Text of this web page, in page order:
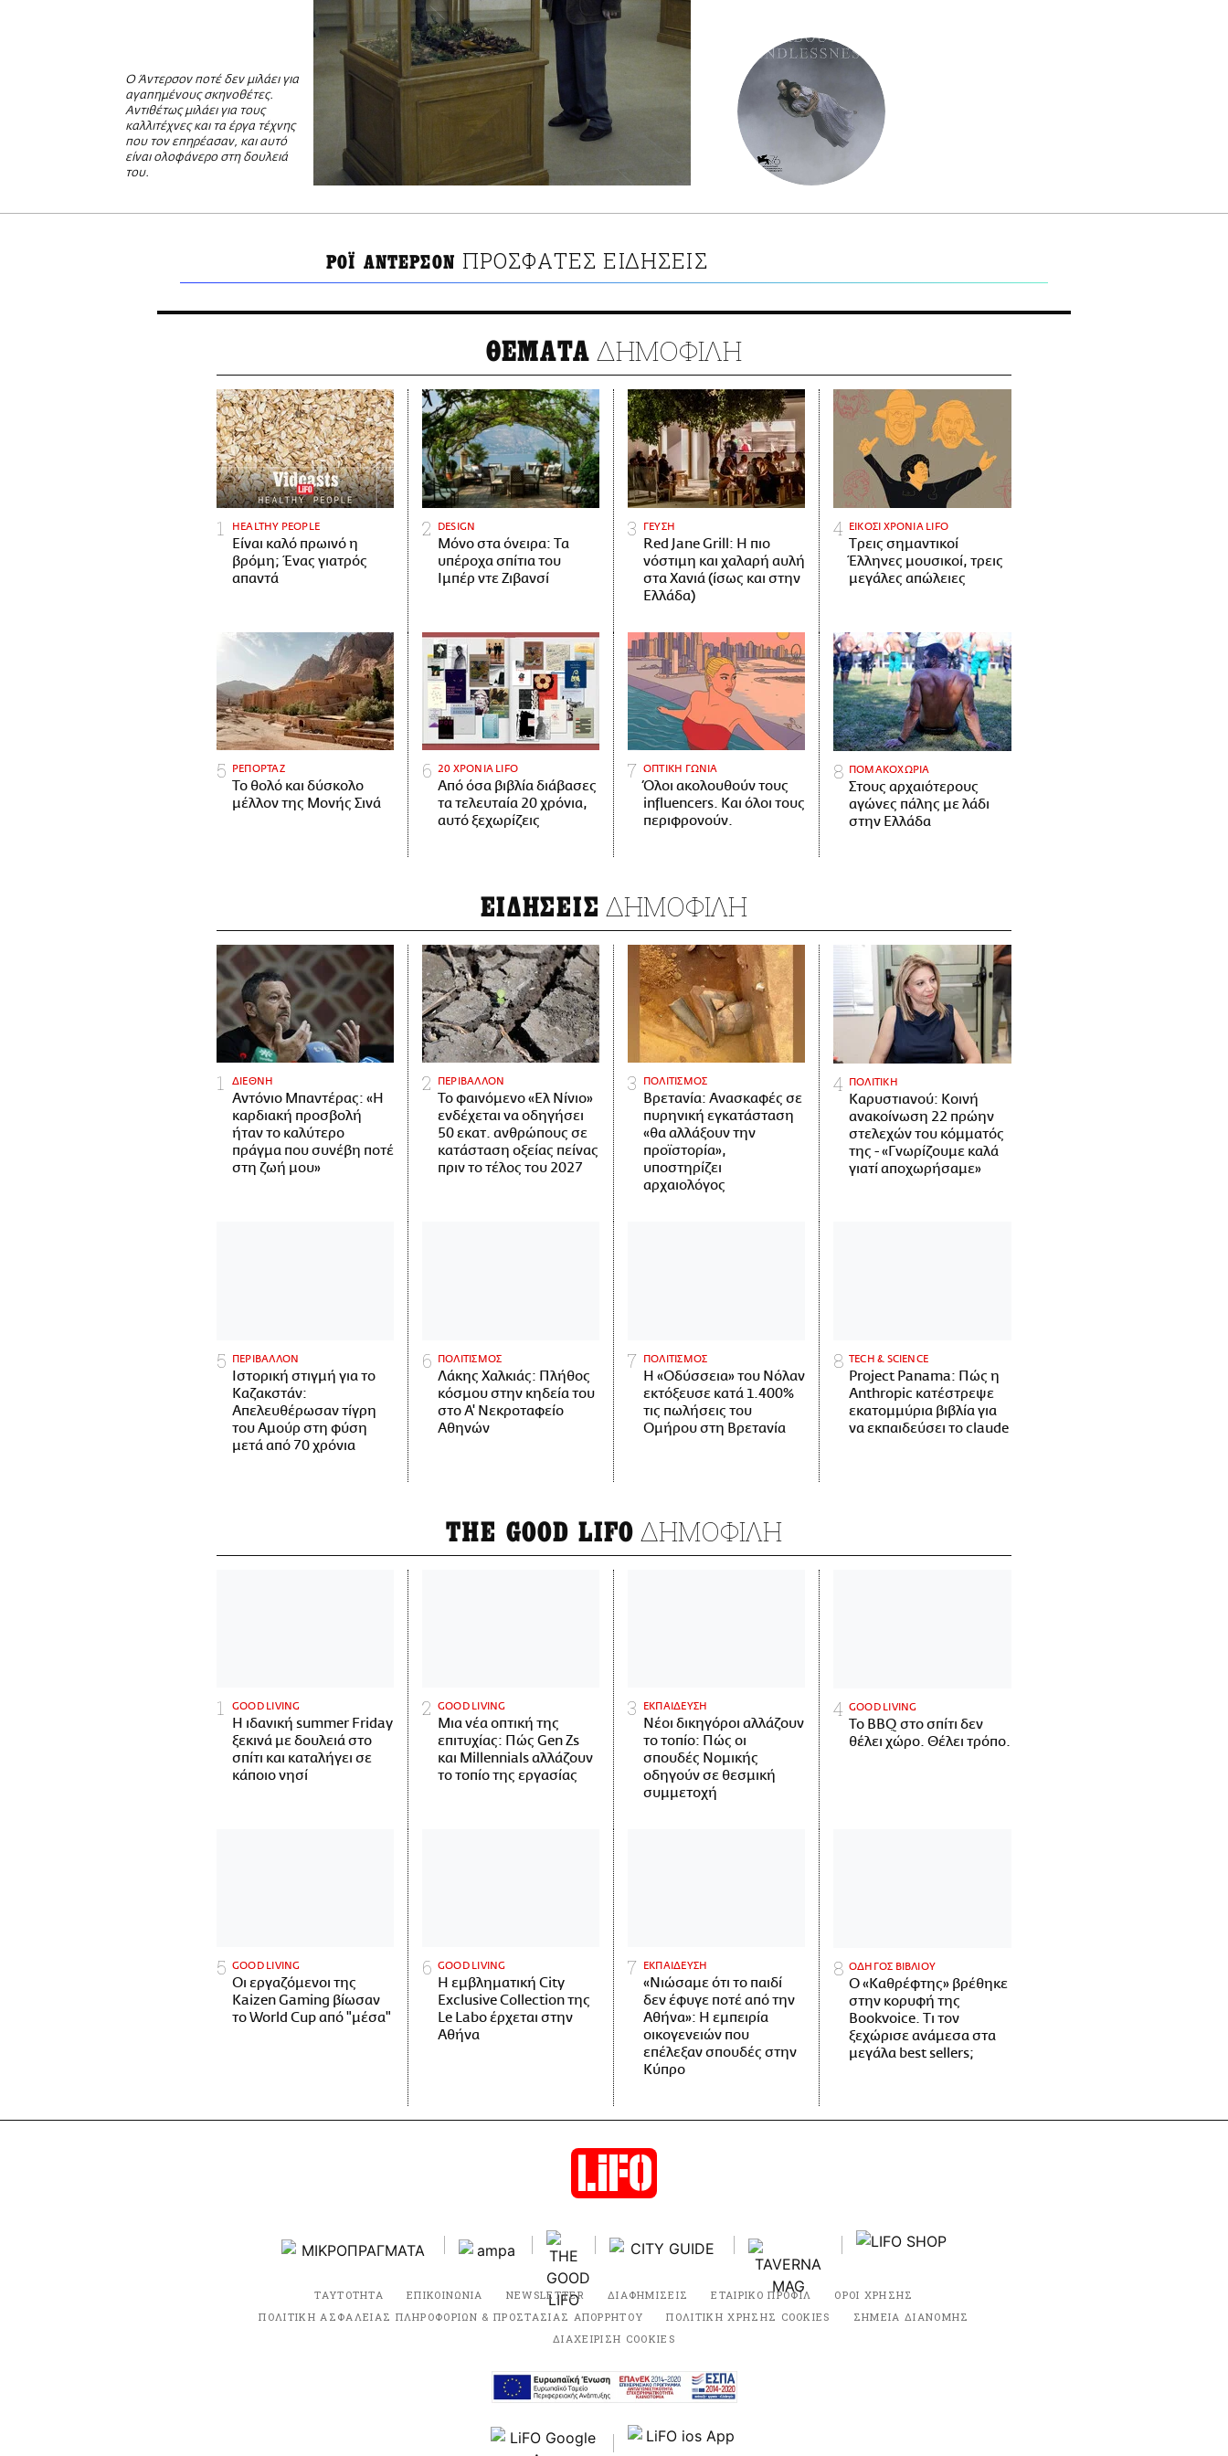
Ο Άντερσον ποτέ δεν μιλάει για
αγαπημένους σκηνοθέτες.
Αντιθέτως μιλάει για τους
καλλιτέχνες και τα έργα τέχνης
που τον επηρέασαν, και αυτό
είναι ολοφάνερο στη δουλειά
του.
ΡΟΪ ΑΝΤΕΡΣΟΝ ΠΡΟΣΦΑΤΕΣ ΕΙΔΗΣΕΙΣ
ΘΕΜΑΤΑ ΔΗΜΟΦΙΛΗ
HEALTHY PEOPLE
Είναι καλό πρωινό η
βρόμη; Ένας γιατρός
απαντά
DESIGN
Μόνο στα όνειρα: Τα
υπέροχα σπίτια του
Ιμπέρ ντε Ζιβανσί
ΓΕΥΣΗ
Red Jane Grill: Η πιο
νόστιμη και χαλαρή αυλή
στα Χανιά (ίσως και στην
Ελλάδα)
ΕΙΚΟΣΙ ΧΡΟΝΙΑ LIFO
Tρεις σημαντικοί
Έλληνες μουσικοί, τρεις
μεγάλες απώλειες
ΡΕΠΟΡΤΑΖ
Το θολό και δύσκολο
μέλλον της Μονής Σινά
20 ΧΡΟΝΙΑ LIFO
Από όσα βιβλία διάβασες
τα τελευταία 20 χρόνια,
αυτό ξεχωρίζεις
ΟΠΤΙΚΗ ΓΩΝΙΑ
Όλοι ακολουθούν τους
influencers. Και όλοι τους
περιφρονούν.
ΠΟΜΑΚΟΧΩΡΙΑ
Στους αρχαιότερους
αγώνες πάλης με λάδι
στην Ελλάδα
ΕΙΔΗΣΕΙΣ ΔΗΜΟΦΙΛΗ
ΔΙΕΘΝΗ
Αντόνιο Μπαντέρας: «Η
καρδιακή προσβολή
ήταν το καλύτερο
πράγμα που συνέβη ποτέ
στη ζωή μου»
ΠΕΡΙΒΑΛΛΟΝ
Το φαινόμενο «Ελ Νίνιο»
ενδέχεται να οδηγήσει
50 εκατ. ανθρώπους σε
κατάσταση οξείας πείνας
πριν το τέλος του 2027
ΠΟΛΙΤΙΣΜΟΣ
Βρετανία: Ανασκαφές σε
πυρηνική εγκατάσταση
«θα αλλάξουν την
προϊστορία»,
υποστηρίζει
αρχαιολόγος
ΠΟΛΙΤΙΚΗ
Καρυστιανού: Κοινή
ανακοίνωση 22 πρώην
στελεχών του κόμματός
της - «Γνωρίζουμε καλά
γιατί αποχωρήσαμε»
ΠΕΡΙΒΑΛΛΟΝ
Ιστορική στιγμή για το
Καζακστάν:
Απελευθέρωσαν τίγρη
του Αμούρ στη φύση
μετά από 70 χρόνια
ΠΟΛΙΤΙΣΜΟΣ
Λάκης Χαλκιάς: Πλήθος
κόσμου στην κηδεία του
στο Α' Νεκροταφείο
Αθηνών
ΠΟΛΙΤΙΣΜΟΣ
Η «Οδύσσεια» του Νόλαν
εκτόξευσε κατά 1.400%
τις πωλήσεις του
Ομήρου στη Βρετανία
ΤECH & SCIENCE
Project Panama: Πώς η
Anthropic κατέστρεψε
εκατομμύρια βιβλία για
να εκπαιδεύσει το claude
THE GOOD LIFO ΔΗΜΟΦΙΛΗ
GOOD LIVING
Η ιδανική summer Friday
ξεκινά με δουλειά στο
σπίτι και καταλήγει σε
κάποιο νησί
GOOD LIVING
Μια νέα οπτική της
επιτυχίας: Πώς Gen Zs
και Millennials αλλάζουν
το τοπίο της εργασίας
ΕΚΠΑΙΔΕΥΣΗ
Νέοι δικηγόροι αλλάζουν
το τοπίο: Πώς οι
σπουδές Νομικής
οδηγούν σε θεσμική
συμμετοχή
GOOD LIVING
Το BBQ στο σπίτι δεν
θέλει χώρο. Θέλει τρόπο.
GOOD LIVING
Οι εργαζόμενοι της
Kaizen Gaming βίωσαν
το World Cup από "μέσα"
GOOD LIVING
Η εμβληματική City
Exclusive Collection της
Le Labo έρχεται στην
Αθήνα
ΕΚΠΑΙΔΕΥΣΗ
«Νιώσαμε ότι το παιδί
δεν έφυγε ποτέ από την
Αθήνα»: Η εμπειρία
οικογενειών που
επέλεξαν σπουδές στην
Κύπρο
ΟΔΗΓΟΣ ΒΙΒΛΙΟΥ
Ο «Καθρέφτης» βρέθηκε
στην κορυφή της
Bookvoice. Τι τον
ξεχώρισε ανάμεσα στα
μεγάλα best sellers;
ΤΑΥΤΟΤΗΤΑ ΕΠΙΚΟΙΝΩΝΙΑ NEWSLETTER ΔΙΑΦΗΜΙΣΕΙΣ ΕΤΑΙΡΙΚΟ ΠΡΟΦΙΛ
ΟΡΟΙ ΧΡΗΣΗΣ
ΠΟΛΙΤΙΚΗ ΑΣΦΑΛΕΙΑΣ ΠΛΗΡΟΦΟΡΙΩΝ & ΠΡΟΣΤΑΣΙΑΣ ΑΠΟΡΡΗΤΟΥ
ΠΟΛΙΤΙΚΗ ΧΡΗΣΗΣ COOKIES
ΣΗΜΕΙΑ ΔΙΑΝΟΜΗΣ
ΔΙΑΧΕΙΡΙΣΗ COOKIES